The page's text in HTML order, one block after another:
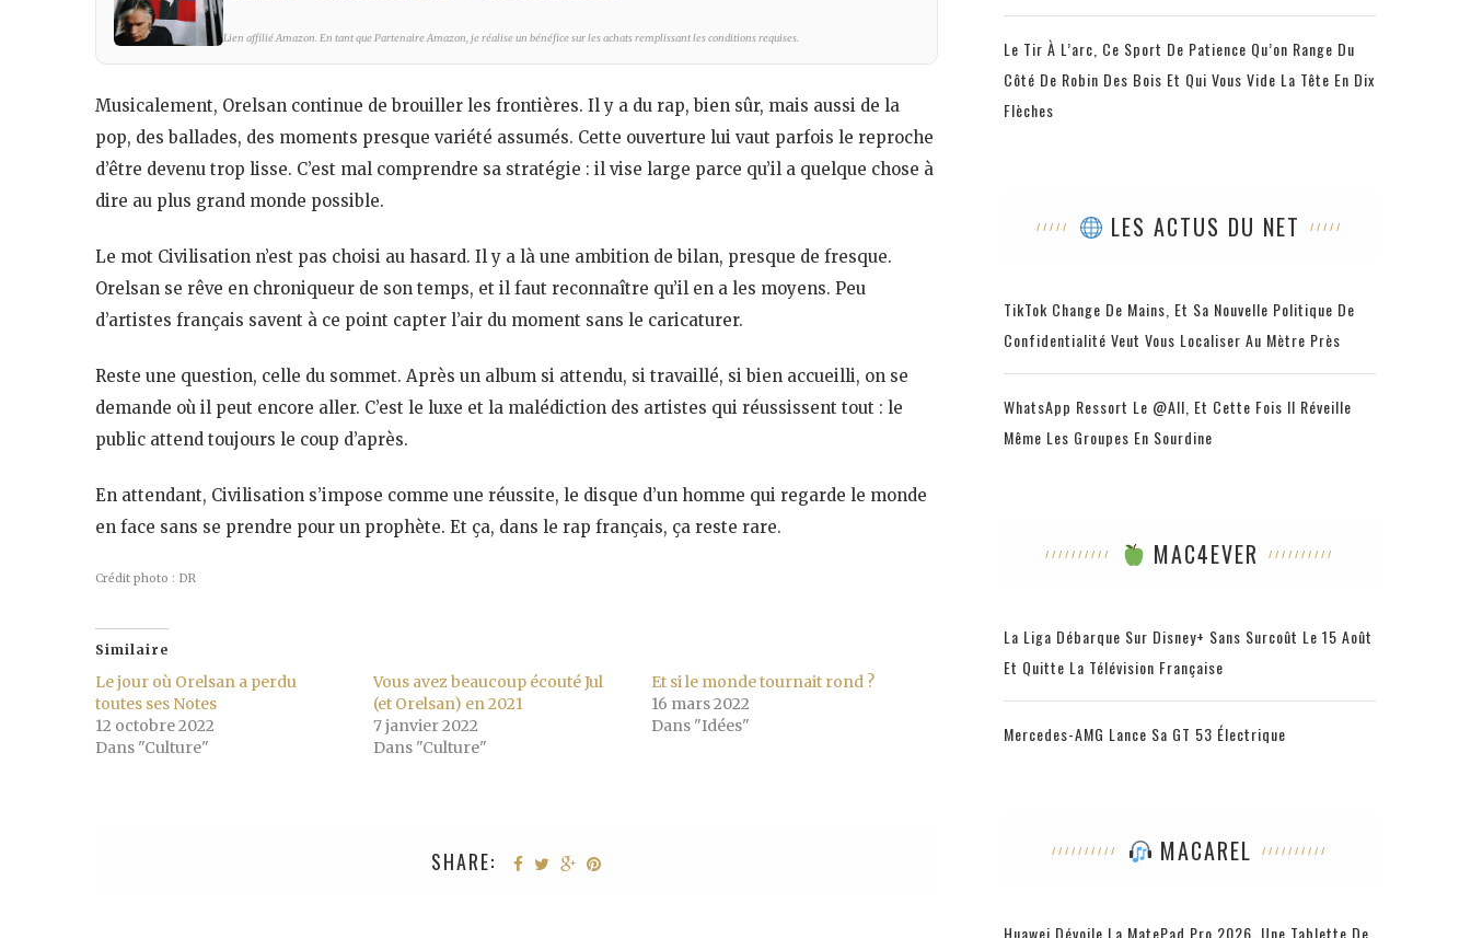
Lien affilié Amazon. En tant que Partenaire Amazon, je réalise un bénéfice sur les achats remplissant les conditions requises.
Musicalement, Orelsan continue de brouiller les frontières. Il y a du rap, bien sûr, mais aussi de la
pop, des ballades, des moments presque variété assumés. Cette ouverture lui vaut parfois le reproche
d’être devenu trop lisse. C’est mal comprendre sa stratégie : il vise large parce qu’il a quelque chose à
dire au plus grand monde possible.
Le mot Civilisation n’est pas choisi au hasard. Il y a là une ambition de bilan, presque de fresque.
Orelsan se rêve en chroniqueur de son temps, et il faut reconnaître qu’il en a les moyens. Peu
d’artistes français savent à ce point capter l’air du moment sans le caricaturer.
Reste une question, celle du sommet. Après un album si attendu, si travaillé, si bien accueilli, on se
demande où il peut encore aller. C’est le luxe et la malédiction des artistes qui réussissent tout : le
public attend toujours le coup d’après.
En attendant, Civilisation s’impose comme une réussite, le disque d’un homme qui regarde le monde
en face sans se prendre pour un prophète. Et ça, dans le rap français, ça reste rare.
Crédit photo : DR
Similaire
Le jour où Orelsan a perdu
toutes ses Notes
12 octobre 2022
Dans "Culture"
Vous avez beaucoup écouté Jul
(et Orelsan) en 2021
7 janvier 2022
Dans "Culture"
Et si le monde tournait rond ?
16 mars 2022
Dans "Idées"
SHARE:
Le Tir À L’arc, Ce Sport De Patience Qu’on Range Du
Côté De Robin Des Bois Et Qui Vous Vide La Tête En Dix
Flèches
LES ACTUS DU NET
TikTok Change De Mains, Et Sa Nouvelle Politique De
Confidentialité Veut Vous Localiser Au Mètre Près
WhatsApp Ressort Le @all, Et Cette Fois Il Réveille
Même Les Groupes En Sourdine
MAC4EVER
La Liga Débarque Sur Disney+ Sans Surcoût Le 15 Août
Et Quitte La Télévision Française
Mercedes-AMG Lance Sa GT 53 Électrique
MACAREL
Huawei Dévoile La MatePad Pro 2026, Une Tablette De